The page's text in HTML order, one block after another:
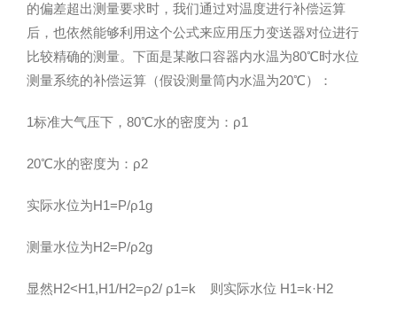
的偏差超出测量要求时，我们通过对温度进行补偿运算
后，也依然能够利用这个公式来应用压力变送器对位进行
比较精确的测量。下面是某敞口容器内水温为80℃时水位
测量系统的补偿运算（假设测量筒内水温为20℃）：
1标准大气压下，80℃水的密度为：ρ1
20℃水的密度为：ρ2
实际水位为H1=P/ρ1g
测量水位为H2=P/ρ2g
显然H2<H1,H1/H2=ρ2/ ρ1=k 则实际水位 H1=k·H2